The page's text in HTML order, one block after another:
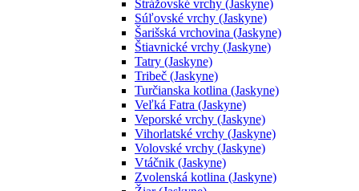
Strážovské vrchy (Jaskyne)
Súľovské vrchy (Jaskyne)
Šarišská vrchovina (Jaskyne)
Štiavnické vrchy (Jaskyne)
Tatry (Jaskyne)
Tribeč (Jaskyne)
Turčianska kotlina (Jaskyne)
Veľká Fatra (Jaskyne)
Veporské vrchy (Jaskyne)
Vihorlatské vrchy (Jaskyne)
Volovské vrchy (Jaskyne)
Vtáčnik (Jaskyne)
Zvolenská kotlina (Jaskyne)